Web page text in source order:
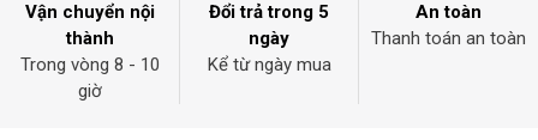
Vận chuyển nội
thành
Trong vòng 8 - 10
giờ
Đổi trả trong 5
ngày
Kể từ ngày mua
An toàn
Thanh toán an toàn